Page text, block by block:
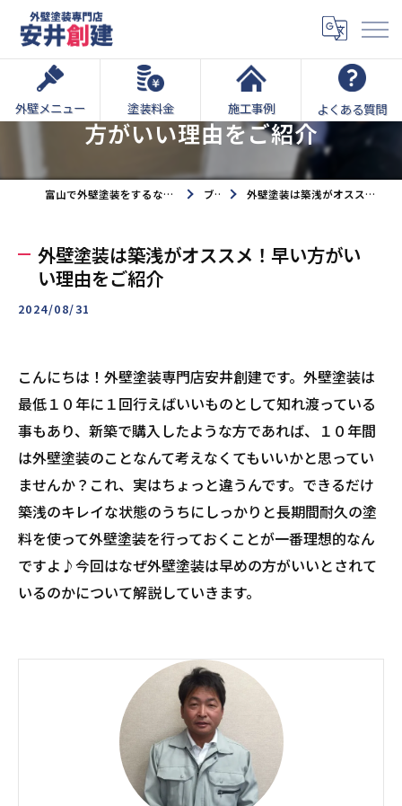
外壁メニュー 塗装料金 施工事例 よくある質問
外壁塗装は築浅がオススメ！早い
方がいい理由をご紹介
富山で外壁塗装をするなら外壁塗装専門店安井創建へ ブログ 外壁塗装は築浅がオススメ！早い方がいい理由をご紹介
外壁塗装は築浅がオススメ！早い方がい
い理由をご紹介
2024/08/31
こんにちは！外壁塗装専門店安井創建です。外壁塗装は
最低１０年に１回行えばいいものとして知れ渡っている
事もあり、新築で購入したような方であれば、１０年間
は外壁塗装のことなんて考えなくてもいいかと思ってい
ませんか？これ、実はちょっと違うんです。できるだけ
築浅のキレイな状態のうちにしっかりと長期間耐久の塗
料を使って外壁塗装を行っておくことが一番理想的なん
ですよ♪今回はなぜ外壁塗装は早めの方がいいとされて
いるのかについて解説していきます。